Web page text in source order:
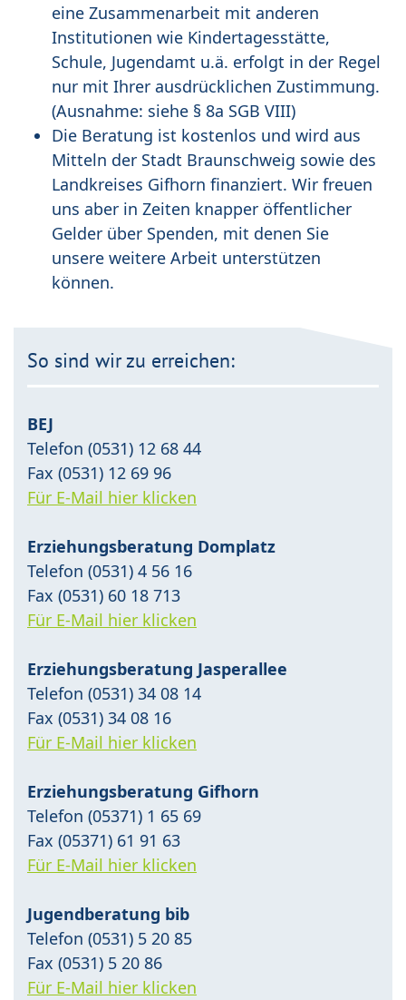
eine Zusammenarbeit mit anderen
Institutionen wie Kindertagesstätte,
Schule, Jugendamt u.ä. erfolgt in der Regel
nur mit Ihrer ausdrücklichen Zustimmung.
(Ausnahme: siehe § 8a SGB VIII)
Die Beratung ist kostenlos und wird aus
Mitteln der Stadt Braunschweig sowie des
Landkreises Gifhorn finanziert. Wir freuen
uns aber in Zeiten knapper öffentlicher
Gelder über Spenden, mit denen Sie
unsere weitere Arbeit unterstützen
können.
So sind wir zu erreichen:
BEJ
Telefon (0531) 12 68 44
Fax (0531) 12 69 96
Für E-Mail hier klicken
Erziehungsberatung Domplatz
Telefon (0531) 4 56 16
Fax (0531) 60 18 713
Für E-Mail hier klicken
Erziehungsberatung Jasperallee
Telefon (0531) 34 08 14
Fax (0531) 34 08 16
Für E-Mail hier klicken
Erziehungsberatung Gifhorn
Telefon (05371) 1 65 69
Fax (05371) 61 91 63
Für E-Mail hier klicken
Jugendberatung bib
Telefon (0531) 5 20 85
Fax (0531) 5 20 86
Für E-Mail hier klicken